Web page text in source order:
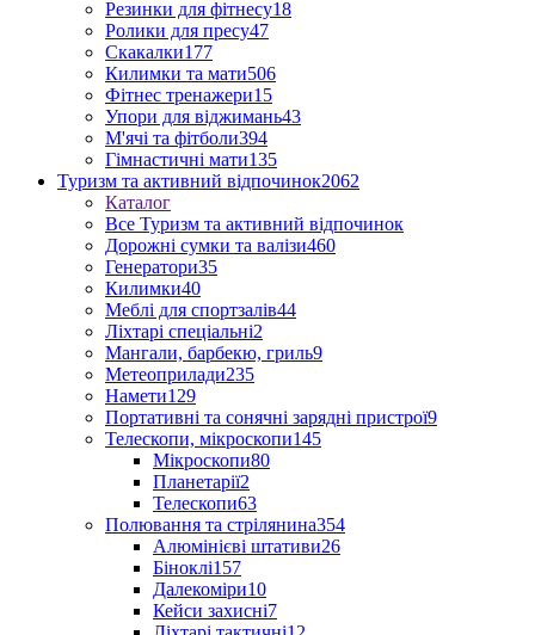
Резинки для фітнесу18
Ролики для пресу47
Скакалки177
Килимки та мати506
Фітнес тренажери15
Упори для віджимань43
М'ячі та фітболи394
Гімнастичні мати135
Туризм та активний відпочинок2062
Каталог
Все Туризм та активний відпочинок
Дорожні сумки та валізи460
Генератори35
Килимки40
Меблі для спортзалів44
Ліхтарі спеціальні2
Мангали, барбекю, гриль9
Метеоприлади235
Намети129
Портативні та сонячні зарядні пристрої9
Телескопи, мікроскопи145
Мікроскопи80
Планетарії2
Телескопи63
Полювання та стрілянина354
Алюмінієві штативи26
Біноклі157
Далекоміри10
Кейси захисні7